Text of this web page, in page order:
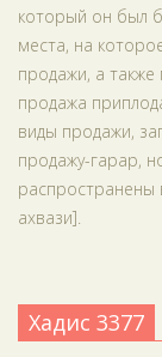
который он был
места, на
продажи, а
продажа
виды продажи,
продажу-гарар,
распространены
ахвази].
Хадис 3377